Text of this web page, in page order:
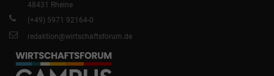
48431 Rheine
(+49) 5971 92164-0
redaktion@wirtschaftsforum.de